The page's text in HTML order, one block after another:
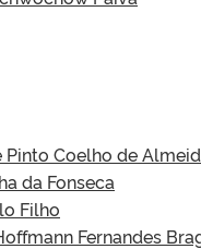
Pinto Coelho de
da Fonseca
Filho
Fernandes